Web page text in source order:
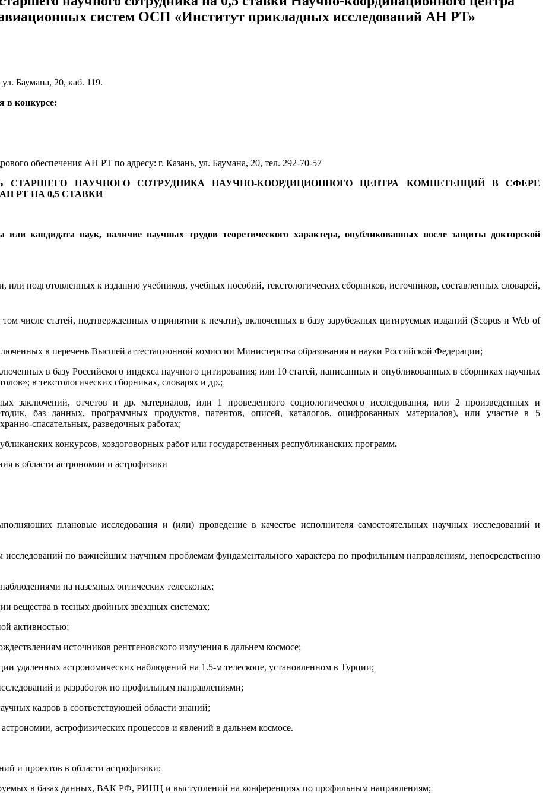
систем ОСП «Институт прикладных исследований АН РТ»
Баумана, 20, каб. 119.
в конкурсе:
обеспечения АН РТ по адресу: г. Казань, ул. Баумана, 20, тел. 292-70-57
СТАРШЕГО НАУЧНОГО СОТРУДНИКА НАУЧНО-КООРДИЦИОННОГОЦЕНТРА КОМПЕТЕНЦИЙ В СФЕРЕ
РТ НА 0,5 СТАВКИ
или кандидата наук, наличие научных трудов теоретического характера, опубликованных после защиты докторской
подготовленных к изданию учебников, учебных пособий, текстологических сборников, источников, составленных словарей,
числе статей, подтвержденных о принятии к печати), включенных в базу зарубежных цитируемых изданий (Scopus и Web of
в перечень Высшей аттестационной комиссии Министерства образования и науки Российской Федерации;
в базу Российского индекса научного цитирования; или 10 статей, написанных и опубликованных в сборниках научных
в текстологических сборниках, словарях и др.;
заключений, отчетов и др. материалов, или 1 проведенного социологического исследования, или 2 произведенных и
баз данных, программных продуктов, патентов, описей, каталогов, оцифрованных материалов), или участие в 5
спасательных, разведочных работах;
конкурсов, хоздоговорных работ или государственных республиканских программ.
в области астрономии и астрофизики
плановые исследования и (или) проведение в качестве исполнителя самостоятельных научных исследований и
исследований по важнейшим научным проблемам фундаментального характера по профильным направлениям, непосредственно
на наземных оптических телескопах;
вещества в тесных двойных звездных системах;
активностью;
источников рентгеновского излучения в дальнем космосе;
удаленных астрономических наблюдений на 1.5-м телескопе, установленном в Турции;
и разработок по профильным направлениями;
кадров в соответствующей области знаний;
астрофизических процессов и явлений в дальнем космосе.
и проектов в области астрофизики;
в базах данных, ВАК РФ, РИНЦ и выступлений на конференциях по профильным направлениям;